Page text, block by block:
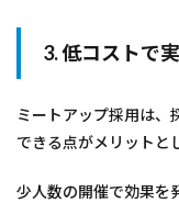
3. 低コストで
ミートアップ採用は、
できる点がメリットと
少人数の開催で効果を